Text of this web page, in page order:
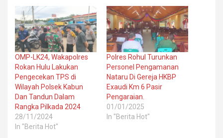
OMP-LK24, Wakapolres
Rokan Hulu Lakukan
Pengecekan TPS di
Wilayah Polsek Kabun
Dan Tandun Dalam
Rangka Pilkada 2024
28/11/2024
In "Berita Hot"
Polres Rohul Turunkan
Personel Pengamanan
Nataru Di Gereja HKBP
Exaudi Km 6 Pasir
Pengaraian.
01/01/2025
In "Berita Hot"